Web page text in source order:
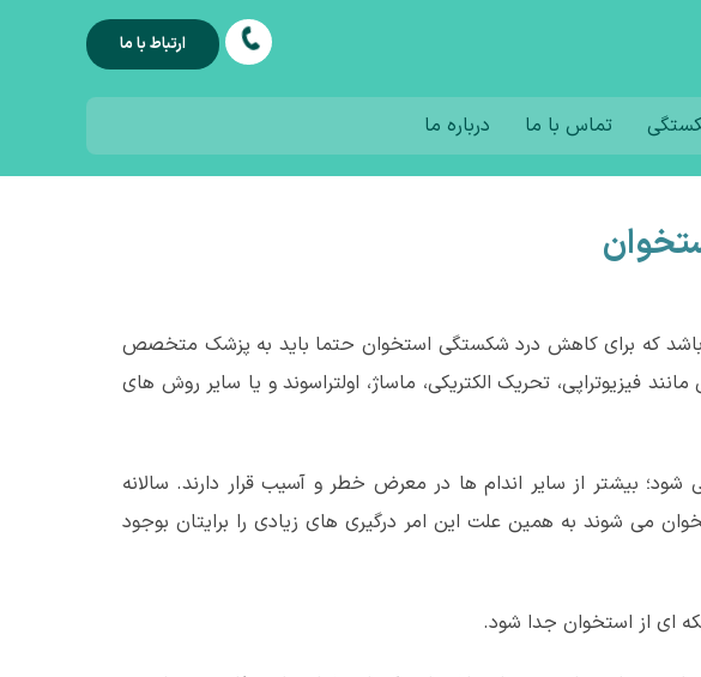
ارتباط با ما
تماس با ما درباره ما
که برای کاهش درد شکستگی استخوان حتما باید به پزشک متخصص
تحریک الکتریکی، ماساژ، اولتراسوند و یا سایر روش های
بیشتر از سایر اندام ها در معرض خطر و آسیب قرار دارند. سالانه
می شوند به همین علت این امر درگیری های زیادی را برایتان بوجود
ای از استخوان جدا شود.